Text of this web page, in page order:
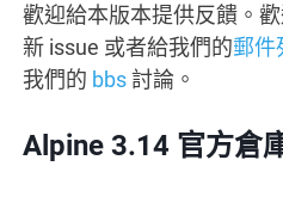
歡迎給本版本提供反饋。歡
新 issue 或者給我們的郵件
我們的 bbs討論。
Alpine 3.14 官方倉